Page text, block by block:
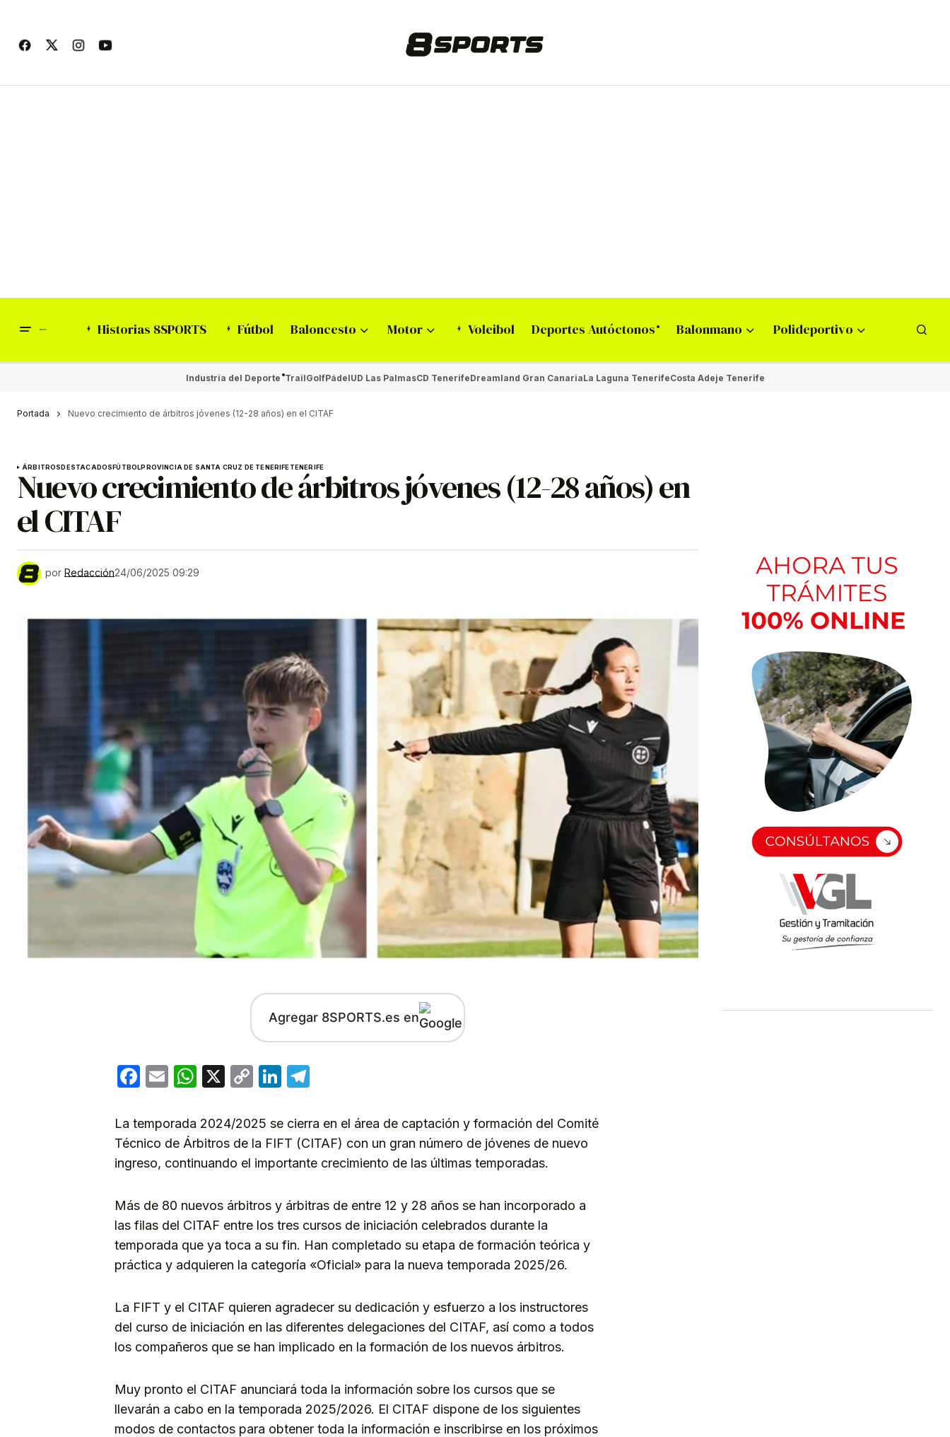
Historias 8SPORTS Fútbol Baloncesto Motor Voleibol Deportes Autóctonos Balonmano Polideportivo
Industria del Deporte TrailGolfPádelUD Las PalmasCD TenerifeDreamland Gran CanariaLa Laguna TenerifeCosta Adeje Tenerife
Portada Nuevo crecimiento de árbitros jóvenes (12-28 años) en el CITAF
ÁRBITROSDESTACADOSFÚTBOLPROVINCIA DE SANTA CRUZ DE TENERIFETENERIFE
Nuevo crecimiento de árbitros jóvenes (12-28 años) en
el CITAF
por Redacción24/06/2025 09:29
Agregar 8SPORTS.es en
Facebook
EmailWhatsApp
X
CopyLinkedIn
La temporada 2024/2025 se cierra en el área de captación y formación del Comité
Técnico de Árbitros de la FIFT (CITAF) con un gran número de jóvenes de nuevo
ingreso, continuando el importante crecimiento de las últimas temporadas.
Más de 80 nuevos árbitros y árbitras de entre 12 y 28 años se han incorporado a
las filas del CITAF entre los tres cursos de iniciación celebrados durante la
temporada que ya toca a su fin. Han completado su etapa de formación teórica y
práctica y adquieren la categoría «Oficial» para la nueva temporada 2025/26.
La FIFT y el CITAF quieren agradecer su dedicación y esfuerzo a los instructores
del curso de iniciación en las diferentes delegaciones del CITAF, así como a todos
los compañeros que se han implicado en la formación de los nuevos árbitros.
Muy pronto el CITAF anunciará toda la información sobre los cursos que se
llevarán a cabo en la temporada 2025/2026. El CITAF dispone de los siguientes
modos de contactos para obtener toda la información e inscribirse en los próximos